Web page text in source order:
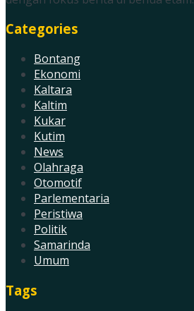
Categories
Bontang
Ekonomi
Kaltara
Kaltim
Kukar
Kutim
News
Olahraga
Otomotif
Parlementaria
Peristiwa
Politik
Samarinda
Umum
Tags